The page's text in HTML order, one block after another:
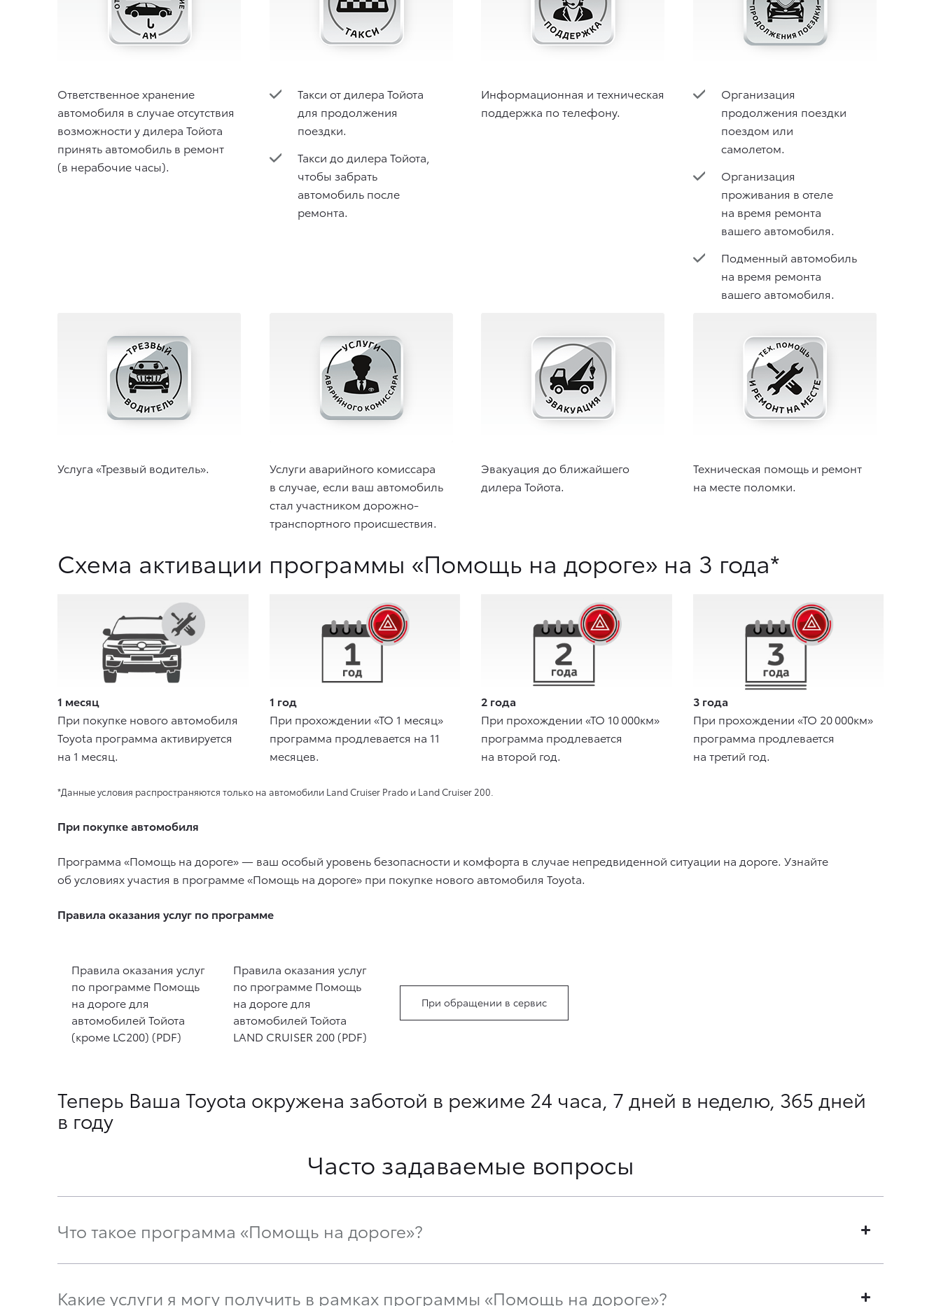
Ответственное хранение
автомобиля в случае отсутствия
возможности у дилера Тойота
принять автомобиль в ремонт
(в нерабочие часы).
Такси от дилера Тойота
для продолжения
поездки.
Такси до дилера Тойота,
чтобы забрать
автомобиль после
ремонта.
Информационная и техническая
поддержка по телефону.
Организация
продолжения поездки
поездом или
самолетом.
Организация
проживания в отеле
на время ремонта
вашего автомобиля.
Подменный автомобиль
на время ремонта
вашего автомобиля.
Услуга «Трезвый водитель».
Услуги аварийного комиссара
в случае, если ваш автомобиль
стал участником дорожно-
транспортного происшествия.
Эвакуация до ближайшего
дилера Тойота.
Техническая помощь и ремонт
на месте поломки.
Схема активации программы «Помощь на дороге» на 3 года*
1 месяц
При покупке нового автомобиля
Toyota программа активируется
на 1 месяц.
1 год
При прохождении «ТО 1 месяц»
программа продлевается на 11
месяцев.
2 года
При прохождении «ТО 10 000км»
программа продлевается
на второй год.
3 года
При прохождении «ТО 20 000км»
программа продлевается
на третий год.
*Данные условия распространяются только на автомобили Land Cruiser Prado и Land Cruiser 200.
При покупке автомобиля
Программа «Помощь на дороге» — ваш особый уровень безопасности и комфорта в случае непредвиденной ситуации на дороге. Узнайте
об условиях участия в программе «Помощь на дороге» при покупке нового автомобиля Toyota.
Правила оказания услуг по программе
Правила оказания услуг
по программе Помощь
на дороге для
автомобилей Тойота
(кроме LC200) (PDF)
Правила оказания услуг
по программе Помощь
на дороге для
автомобилей Тойота
LAND CRUISER 200 (PDF)
При обращении в сервис
Теперь Ваша Toyota окружена заботой в режиме 24 часа, 7 дней в неделю, 365 дней
в году
Часто задаваемые вопросы
Что такое программа «Помощь на дороге»?
Какие услуги я могу получить в рамках программы «Помощь на дороге»?